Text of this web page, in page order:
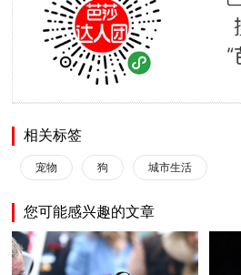
相关标签
宠物 狗 城市生活
您可能感兴趣的文章